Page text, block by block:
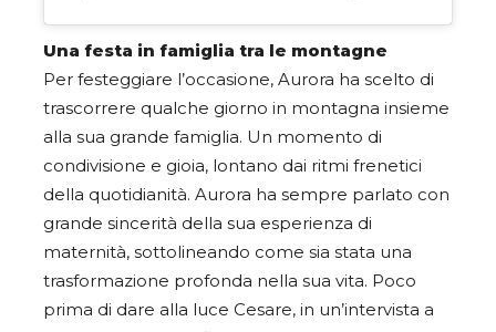
Una festa in famiglia tra le montagne
Per festeggiare l’occasione, Aurora ha scelto di
trascorrere qualche giorno in montagna insieme
alla sua grande famiglia. Un momento di
condivisione e gioia, lontano dai ritmi frenetici
della quotidianità. Aurora ha sempre parlato con
grande sincerità della sua esperienza di
maternità, sottolineando come sia stata una
trasformazione profonda nella sua vita. Poco
prima di dare alla luce Cesare, in un’intervista a